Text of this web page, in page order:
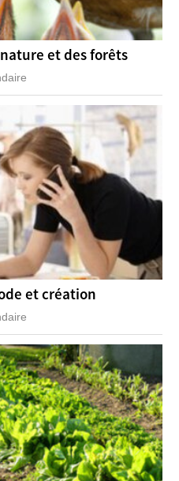
et des forêts
et création